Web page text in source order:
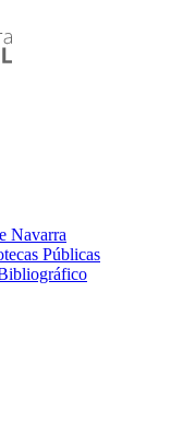
Navarra
Públicas